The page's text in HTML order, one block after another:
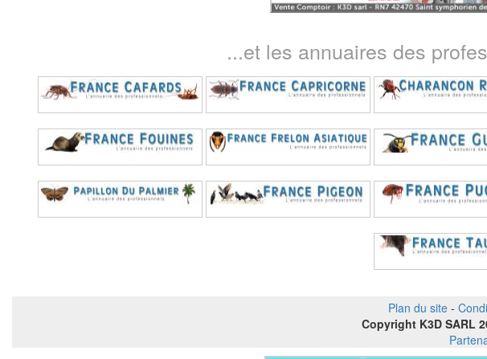
...et les annuaires des
Plan du site -
Copyright K3D SARL